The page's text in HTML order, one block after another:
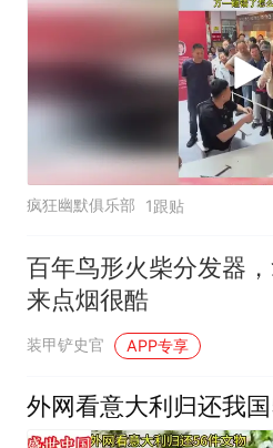
疯狂幽默俱乐部 1跟贴
百年鸟形火柴分发器
来点烟很酷
装甲铲史官 APP专享
外网看意大利归还我